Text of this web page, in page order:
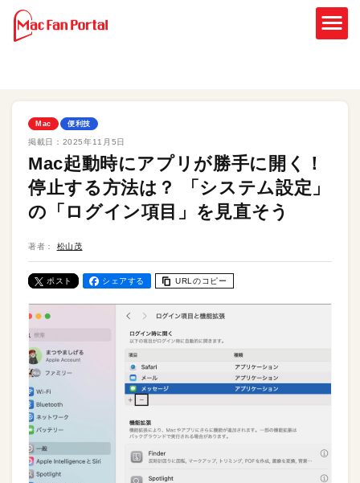
Mac 便利技
掲載日： 2025年11月5日
Mac起動時にアプリが勝手に開く！
停止する方法は？ 「システム設定」
の「ログイン項目」を見直そう
著者： 松山茂
ポスト シェアする URLのコピー